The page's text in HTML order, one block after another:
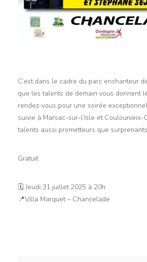
C’est dans le cadre du parc enchanteur
que les talents de demain vous donnent
rendez-vous pour une soirée
suivie à Marsac-sur-l’Isle et Coulounieix-
talents aussi prometteurs que
Gratuit
🗓 Jeudi 31 juillet 2025 à 20h
📍Villa Marquet – Chancelade